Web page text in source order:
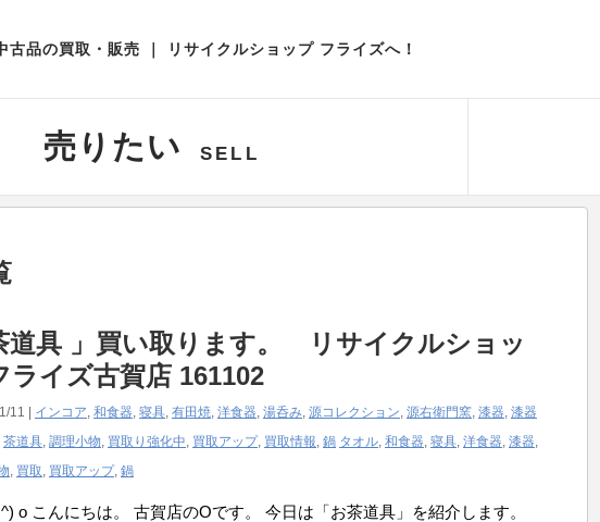
古品の買取・販売 ｜ リサイクルショップ フライズへ！
売りたい SELL
道具 」買い取ります。 リサイクルショッ
ライズ古賀店 161102
11 | インコア, 和食器, 寝具, 有田焼, 洋食器, 湯呑み, 源コレクション, 源右衛門窯, 漆器, 漆器
茶道具, 調理小物, 買取り強化中, 買取アップ, 買取情報, 鍋 タオル, 和食器, 寝具, 洋食器, 漆器,
, 買取, 買取アップ, 鍋
o こんにちは。 古賀店のOです。 今日は「お茶道具」を紹介します。